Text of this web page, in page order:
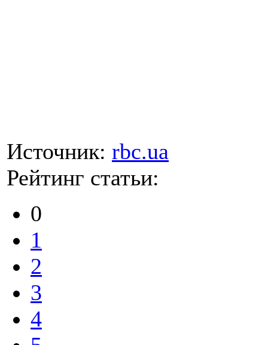
Источник: rbc.ua
Рейтинг статьи:
0
1
2
3
4